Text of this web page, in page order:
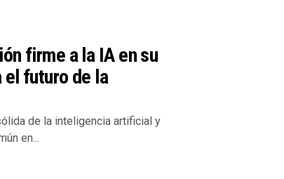
firme a la IA en su
futuro de la
de la inteligencia artificial y
en...